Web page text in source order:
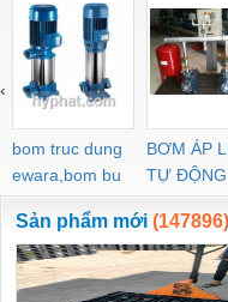
bom truc dung
ewara,bom bu
ewara
BƠM ÁP
TỰ ĐỘNG
‹
Sản phẩm mới (147896)